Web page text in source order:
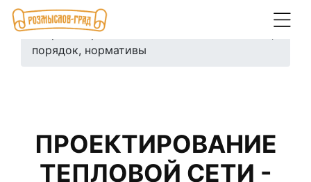
Главная/Услуги
/ Проектирование тепловой сети - состав,
порядок, нормативы
ПРОЕКТИРОВАНИЕ
ТЕПЛОВОЙ СЕТИ -